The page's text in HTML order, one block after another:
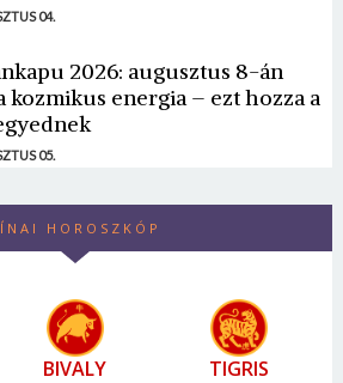
04.
2026: augusztus 8-án
kozmikus energia – ezt hozza a
05.
HOROSZKÓP
BIVALY TIGRIS